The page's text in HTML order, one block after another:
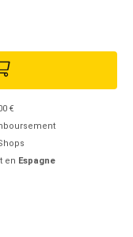
€
en Espagne